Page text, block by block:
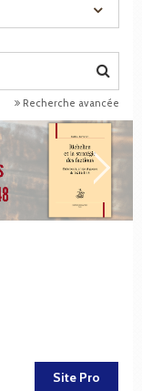
Recherche avancée
Site Pro